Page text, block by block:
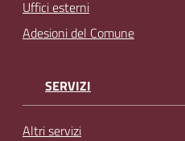
Uffici esterni
Adesioni del Comune
SERVIZI
Altri servizi